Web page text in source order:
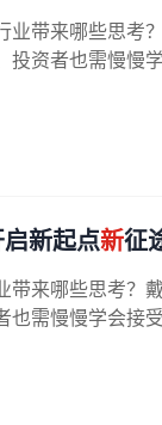
业带来哪些思考
资者也需慢慢
新起点新征
带来哪些思考？
需慢慢学会接